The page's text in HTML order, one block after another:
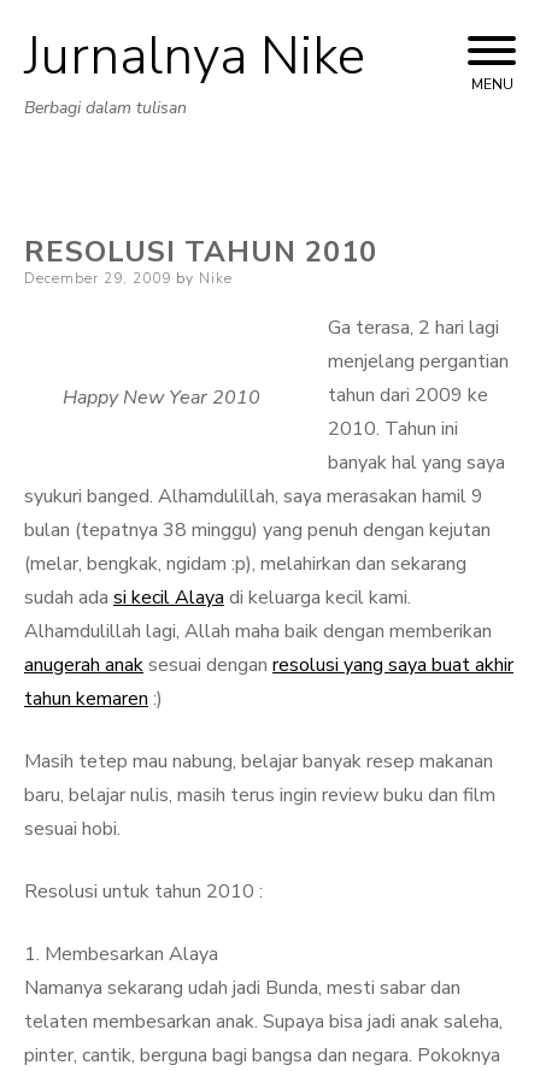
Skip
Jurnalnya Nike
Berbagi dalam tulisan
MENU
RESOLUSI TAHUN 2010
Posted
December 29, 2009 by Nike
Happy New Year 2010
Ga terasa, 2 hari lagi
menjelang pergantian
tahun dari 2009 ke
2010. Tahun ini
banyak hal yang saya
syukuri banged. Alhamdulillah, saya merasakan hamil 9
bulan (tepatnya 38 minggu) yang penuh dengan kejutan
(melar, bengkak, ngidam :p), melahirkan dan sekarang
sudah ada si kecil Alaya di keluarga kecil kami.
Alhamdulillah lagi, Allah maha baik dengan memberikan
anugerah anaksesuai dengan resolusi yang saya buat akhir
tahun kemaren :)
Masih tetep mau nabung, belajar banyak resep makanan
baru, belajar nulis, masih terus ingin review buku dan film
sesuai hobi.
Resolusi untuk tahun 2010 :
1. Membesarkan Alaya
Namanya sekarang udah jadi Bunda, mesti sabar dan
telaten membesarkan anak. Supaya bisa jadi anak saleha,
pinter, cantik, berguna bagi bangsa dan negara. Pokoknya